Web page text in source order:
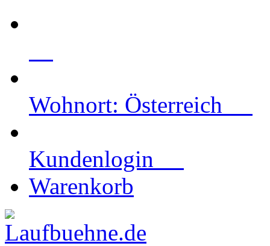
Wohnort: Österreich
Kundenlogin
Warenkorb